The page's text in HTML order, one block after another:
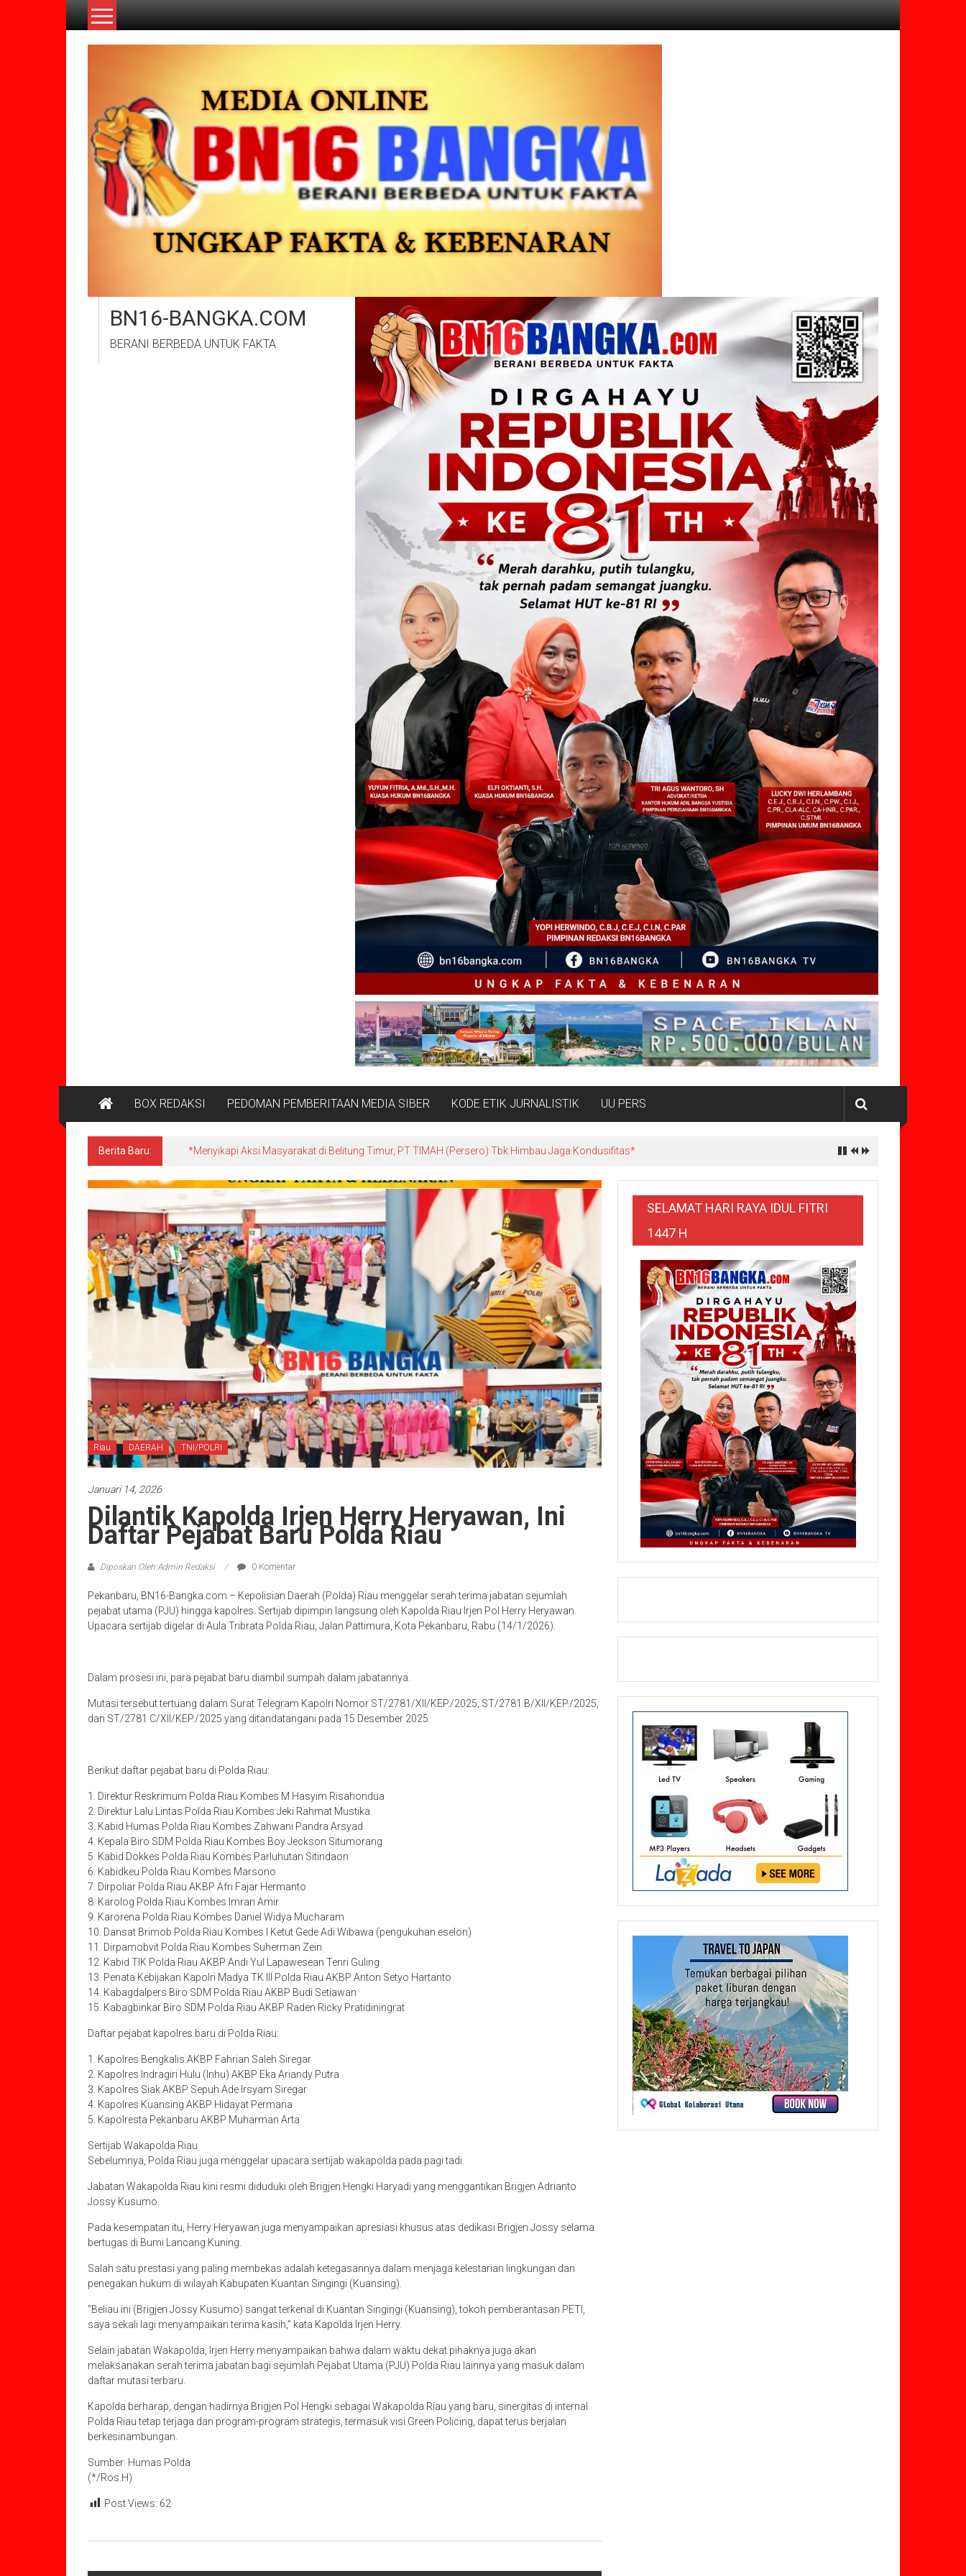
Lompat
BN16-BANGKA.COM
BERANI BERBEDA UNTUK FAKTA
BOX REDAKSI PEDOMAN PEMBERITAAN MEDIA SIBER KODE ETIK JURNALISTIK UU PERS
Berita Baru: *Menyikapi Aksi Masyarakat di Belitung Timur, PT TIMAH (Persero) Tbk Himbau Jaga Kondusifitas*
Riau DAERAH TNI/POLRI
Januari 14, 2026
Dilantik Kapolda Irjen Herry Heryawan, Ini
Daftar Pejabat Baru Polda Riau
Diposkan Oleh:Admin Redaksi 0 Komentar
Pekanbaru, BN16-Bangka.com – Kepolisian Daerah (Polda) Riau menggelar serah terima jabatan sejumlah
pejabat utama (PJU) hingga kapolres. Sertijab dipimpin langsung oleh Kapolda Riau Irjen Pol Herry Heryawan.
Upacara sertijab digelar di Aula Tribrata Polda Riau, Jalan Pattimura, Kota Pekanbaru, Rabu (14/1/2026).
Dalam prosesi ini, para pejabat baru diambil sumpah dalam jabatannya.
Mutasi tersebut tertuang dalam Surat Telegram Kapolri Nomor ST/2781/XII/KEP./2025, ST/2781 B/XII/KEP./2025,
dan ST/2781 C/XII/KEP./2025 yang ditandatangani pada 15 Desember 2025.
Berikut daftar pejabat baru di Polda Riau:
1. Direktur Reskrimum Polda Riau Kombes M Hasyim Risahondua
2. Direktur Lalu Lintas Polda Riau Kombes Jeki Rahmat Mustika
3. Kabid Humas Polda Riau Kombes Zahwani Pandra Arsyad
4. Kepala Biro SDM Polda Riau Kombes Boy Jeckson Situmorang
5. Kabid Dokkes Polda Riau Kombes Parluhutan Sitindaon
6. Kabidkeu Polda Riau Kombes Marsono
7. Dirpoliar Polda Riau AKBP Afri Fajar Hermanto
8. Karolog Polda Riau Kombes Imran Amir
9. Karorena Polda Riau Kombes Daniel Widya Mucharam
10. Dansat Brimob Polda Riau Kombes I Ketut Gede Adi Wibawa (pengukuhan eselon)
11. Dirpamobvit Polda Riau Kombes Suherman Zein
12. Kabid TIK Polda Riau AKBP Andi Yul Lapawesean Tenri Guling
13. Penata Kebijakan Kapolri Madya TK III Polda Riau AKBP Anton Setyo Hartanto
14. Kabagdalpers Biro SDM Polda Riau AKBP Budi Setiawan
15. Kabagbinkar Biro SDM Polda Riau AKBP Raden Ricky Pratidiningrat
Daftar pejabat kapolres baru di Polda Riau:
1. Kapolres Bengkalis AKBP Fahrian Saleh Siregar
2. Kapolres Indragiri Hulu (Inhu) AKBP Eka Ariandy Putra
3. Kapolres Siak AKBP Sepuh Ade Irsyam Siregar
4. Kapolres Kuansing AKBP Hidayat Permana
5. Kapolresta Pekanbaru AKBP Muharman Arta
Sertijab Wakapolda Riau
Sebelumnya, Polda Riau juga menggelar upacara sertijab wakapolda pada pagi tadi.
Jabatan Wakapolda Riau kini resmi diduduki oleh Brigjen Hengki Haryadi yang menggantikan Brigjen Adrianto
Jossy Kusumo.
Pada kesempatan itu, Herry Heryawan juga menyampaikan apresiasi khusus atas dedikasi Brigjen Jossy selama
bertugas di Bumi Lancang Kuning.
Salah satu prestasi yang paling membekas adalah ketegasannya dalam menjaga kelestarian lingkungan dan
penegakan hukum di wilayah Kabupaten Kuantan Singingi (Kuansing).
“Beliau ini (Brigjen Jossy Kusumo) sangat terkenal di Kuantan Singingi (Kuansing), tokoh pemberantasan PETI,
saya sekali lagi menyampaikan terima kasih,” kata Kapolda Irjen Herry.
Selain jabatan Wakapolda, Irjen Herry menyampaikan bahwa dalam waktu dekat pihaknya juga akan
melaksanakan serah terima jabatan bagi sejumlah Pejabat Utama (PJU) Polda Riau lainnya yang masuk dalam
daftar mutasi terbaru.
Kapolda berharap, dengan hadirnya Brigjen Pol Hengki sebagai Wakapolda Riau yang baru, sinergitas di internal
Polda Riau tetap terjaga dan program-program strategis, termasuk visi Green Policing, dapat terus berjalan
berkesinambungan.
Sumber: Humas Polda
(*/Ros.H)
Post Views: 62
SELAMAT HARI RAYA IDUL FITRI
1447 H